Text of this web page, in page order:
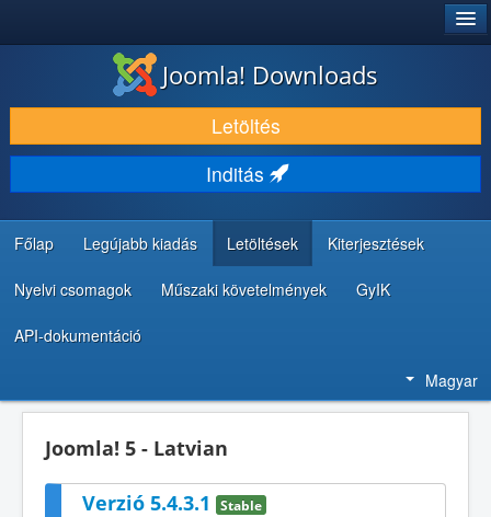
LETÖLTÉS ÉS KITERJESZTÉS
FEDEZZE FEL ÉS TANULJA MEG
KÖZÖSSÉG ÉS TÁMOGATÁS
FEJLESZTŐI ERŐFORRÁSOK
Joomla! Downloads
Letöltés
Inditás
Főlap Legújabb kiadás Letöltések Kiterjesztések
Nyelvi csomagok Műszaki követelmények GyIK
API-dokumentáció
Magyar
Joomla! 5 - Latvian
Verzió 5.4.3.1 Stable